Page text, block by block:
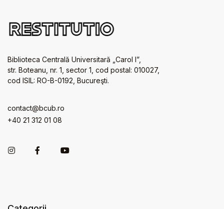
Biblioteca Centrală Universitară „Carol I”,
str. Boteanu, nr. 1, sector 1, cod postal: 010027,
cod ISIL: RO-B-0192, Bucureşti.
contact@bcub.ro
+40 21 312 01 08